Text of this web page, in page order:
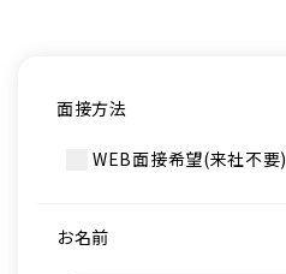
面接方法
WEB面接希望(来社不要)
お名前